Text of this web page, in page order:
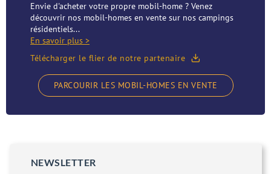
Envie d'acheter votre propre mobil-home ? Venez
découvrir nos mobil-homes en vente sur nos campings
résidentiels...
En savoir plus >
Télécharger le flier de notre partenaire
PARCOURIR LES MOBIL-HOMES EN VENTE
NEWSLETTER